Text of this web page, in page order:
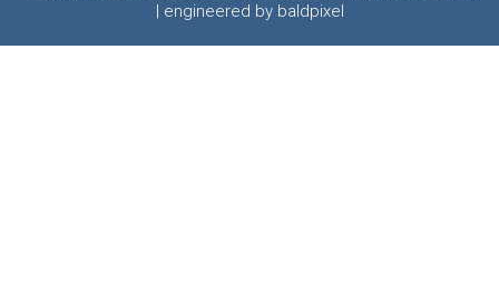
| engineered by baldpixel